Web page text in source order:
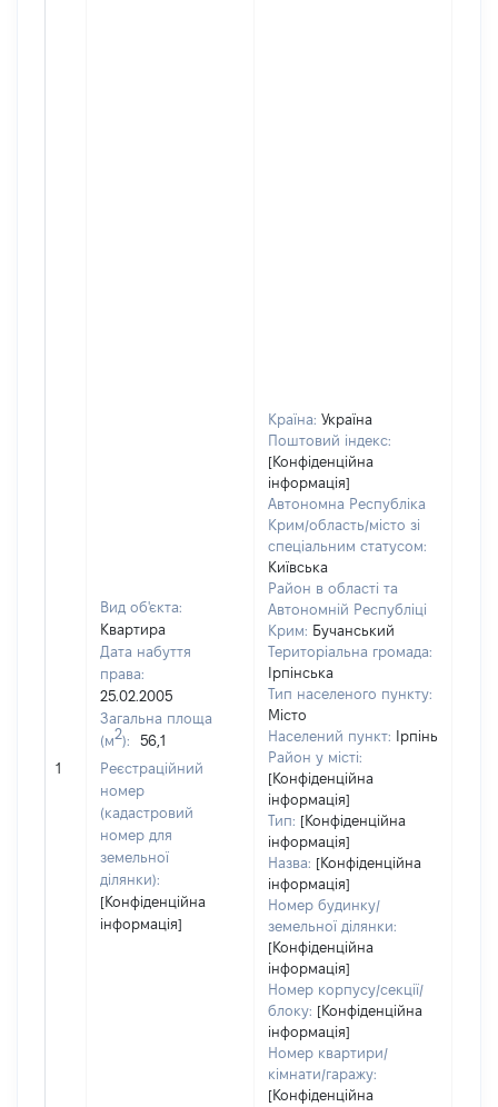
1
Вид об'єкта:
Квартира
Дата набуття
права:
25.02.2005
Загальна площа
(м2):
56,1
Реєстраційний
номер
(кадастровий
номер для
земельної
ділянки):
[Конфіденційна
інформація]
Країна: Україна
Поштовий індекс:
[Конфіденційна
інформація]
Автономна Республіка
Крим/область/місто зі
спеціальним статусом:
Київська
Район в області та
Автономній Республіці
Крим: Бучанський
Територіальна громада:
Ірпінська
Тип населеного пункту:
Місто
Населений пункт:
Ірпінь
Район у місті:
[Конфіденційна
інформація]
Тип: [Конфіденційна
інформація]
Назва: [Конфіденційна
інформація]
Номер будинку/
земельної ділянки:
[Конфіденційна
інформація]
Номер корпусу/секції/
блоку: [Конфіденційна
інформація]
Номер квартири/
кімнати/гаражу:
[Конфіденційна